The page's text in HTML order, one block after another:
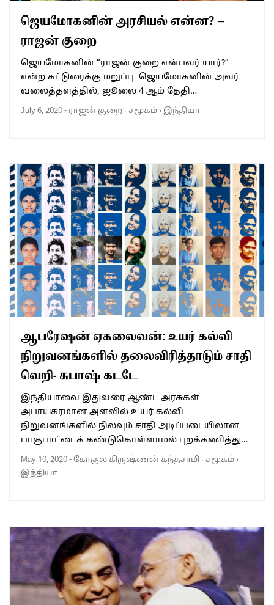
ஜெயமோகனின் அரசியல் என்ன? –
ராஜன் குறை
ஜெயமோகனின் “ராஜன் குறை என்பவர் யார்?”
என்ற கட்டுரைக்கு மறுப்பு ஜெயமோகனின் அவர்
வலைத்தளத்தில், ஜூலை 4 ஆம் தேதி…
July 6, 2020- ராஜன் குறை · சமூகம்› இந்தியா
ஆபரேஷன் ஏகலைவன்: உயர் கல்வி
நிறுவனங்களில் தலைவிரித்தாடும் சாதி
வெறி- சுபாஷ் கடடே
இந்தியாவை இதுவரை ஆண்ட அரசுகள்
அபாயகரமான அளவில் உயர் கல்வி
நிறுவனங்களில் நிலவும் சாதி அடிப்படையிலான
பாகுபாட்டைக் கண்டுகொள்ளாமல் புறக்கணித்து…
May 10, 2020-கோகுல கிருஷ்ணன் கந்தசாமி · சமூகம்›
இந்தியா